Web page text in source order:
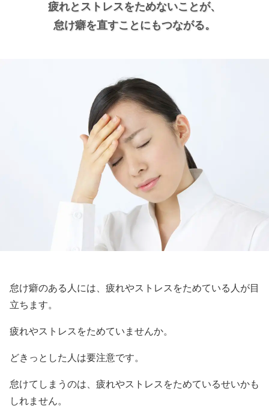
疲れとストレスをためないことが、
怠け癖を直すことにもつながる。
怠け癖のある人には、疲れやストレスをためている人が目
立ちます。
疲れやストレスをためていませんか。
どきっとした人は要注意です。
怠けてしまうのは、疲れやストレスをためているせいかも
しれません。